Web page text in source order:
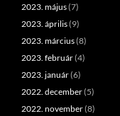
2023. május(7)
2023. április(9)
2023. március(8)
2023. február(4)
2023. január(6)
2022. december(5)
2022. november(8)